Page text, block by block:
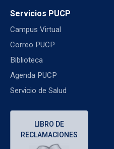
Servicios PUCP
Campus Virtual
Correo PUCP
Biblioteca
Agenda PUCP
Servicio de Salud
LIBRO DE
RECLAMACIONES